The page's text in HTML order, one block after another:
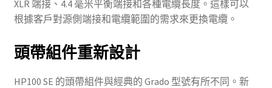
XLR 端接、4.4 毫米平衡端接和各種電纜長度。這樣可以
根據客戶對源側端接和電纜範圍的需求來更換電纜。
頭帶組件重新設計
HP100 SE 的頭帶組件與經典的 Grado 型號有所不同。新